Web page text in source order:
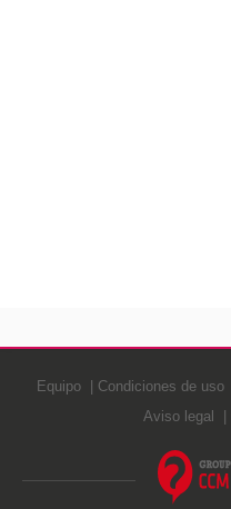
Equipo Condiciones de uso
Aviso legal